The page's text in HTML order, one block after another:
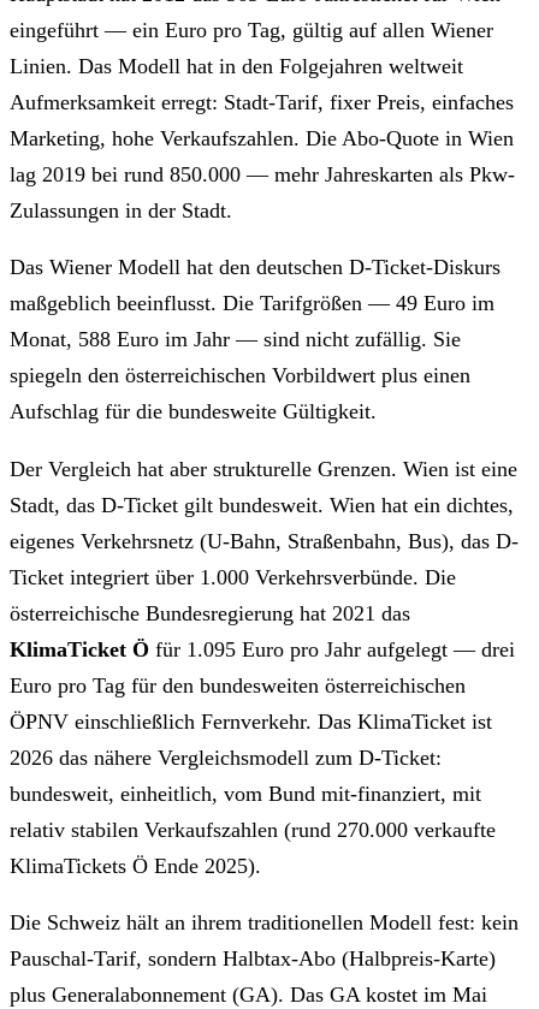
eingeführt — ein Euro pro Tag, gültig auf allen Wiener
Linien. Das Modell hat in den Folgejahren weltweit
Aufmerksamkeit erregt: Stadt-Tarif, fixer Preis, einfaches
Marketing, hohe Verkaufszahlen. Die Abo-Quote in Wien
lag 2019 bei rund 850.000 — mehr Jahreskarten als Pkw-
Zulassungen in der Stadt.
Das Wiener Modell hat den deutschen D-Ticket-Diskurs
maßgeblich beeinflusst. Die Tarifgrößen — 49 Euro im
Monat, 588 Euro im Jahr — sind nicht zufällig. Sie
spiegeln den österreichischen Vorbildwert plus einen
Aufschlag für die bundesweite Gültigkeit.
Der Vergleich hat aber strukturelle Grenzen. Wien ist eine
Stadt, das D-Ticket gilt bundesweit. Wien hat ein dichtes,
eigenes Verkehrsnetz (U-Bahn, Straßenbahn, Bus), das D-
Ticket integriert über 1.000 Verkehrsverbünde. Die
österreichische Bundesregierung hat 2021 das
KlimaTicket Ö für 1.095 Euro pro Jahr aufgelegt — drei
Euro pro Tag für den bundesweiten österreichischen
ÖPNV einschließlich Fernverkehr. Das KlimaTicket ist
2026 das nähere Vergleichsmodell zum D-Ticket:
bundesweit, einheitlich, vom Bund mit-finanziert, mit
relativ stabilen Verkaufszahlen (rund 270.000 verkaufte
KlimaTickets Ö Ende 2025).
Die Schweiz hält an ihrem traditionellen Modell fest: kein
Pauschal-Tarif, sondern Halbtax-Abo (Halbpreis-Karte)
plus Generalabonnement (GA). Das GA kostet im Mai